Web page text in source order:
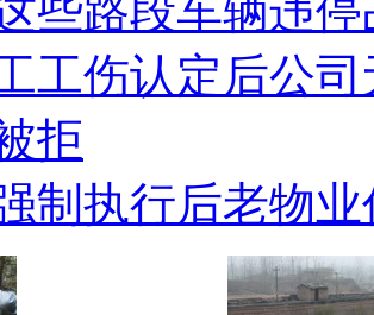
些路段车辆违
工伤认定后公
拒
制执行后老物